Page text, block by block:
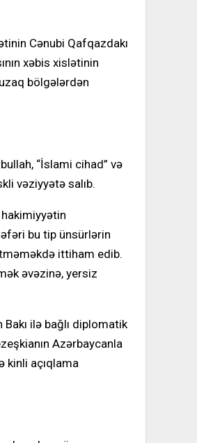
Cənubi Qafqazdakı
xəbis xislətinin
bölgələrdən
“İslami cihad” və
vəziyyətə salıb.
hakimiyyətin
bu tip ünsürlərin
ittiham edib.
əvəzinə, yersiz
ilə bağlı diplomatik
Azərbaycanla
kinli açıqlama